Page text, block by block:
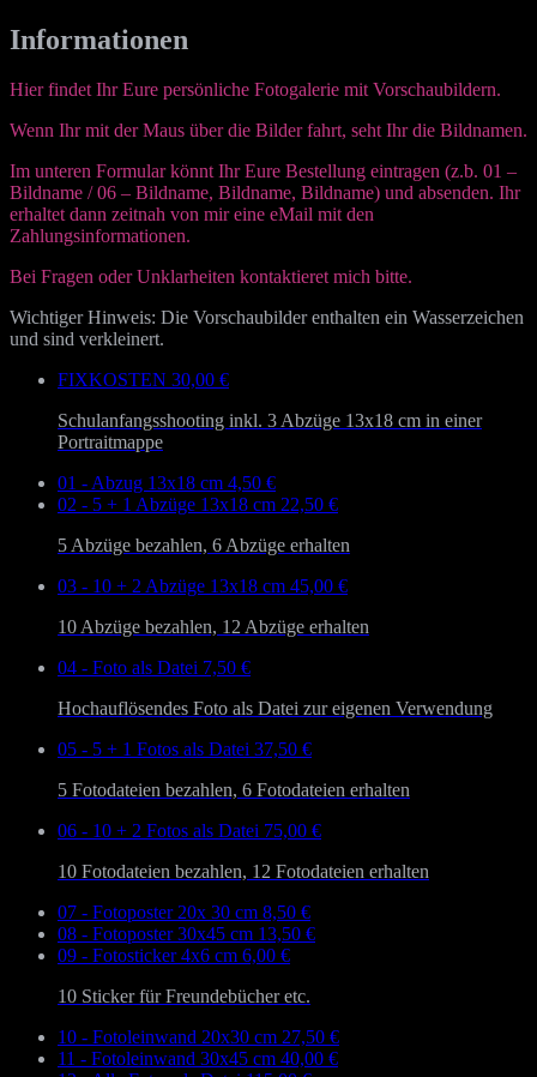
Informationen
Hier findet Ihr Eure persönliche Fotogalerie mit Vorschaubildern.
Wenn Ihr mit der Maus über die Bilder fahrt, seht Ihr die Bildnamen.
Im unteren Formular könnt Ihr Eure Bestellung eintragen (z.b. 01 –
Bildname / 06 – Bildname, Bildname, Bildname) und absenden. Ihr
erhaltet dann zeitnah von mir eine eMail mit den
Zahlungsinformationen.
Bei Fragen oder Unklarheiten kontaktieret mich bitte.
Wichtiger Hinweis: Die Vorschaubilder enthalten ein Wasserzeichen
und sind verkleinert.
FIXKOSTEN 30,00 €
Schulanfangsshooting inkl. 3 Abzüge 13x18 cm in einer
Portraitmappe
01 - Abzug 13x18 cm 4,50 €
02 - 5 + 1 Abzüge 13x18 cm 22,50 €
5 Abzüge bezahlen, 6 Abzüge erhalten
03 - 10 + 2 Abzüge 13x18 cm 45,00 €
10 Abzüge bezahlen, 12 Abzüge erhalten
04 - Foto als Datei 7,50 €
Hochauflösendes Foto als Datei zur eigenen Verwendung
05 - 5 + 1 Fotos als Datei 37,50 €
5 Fotodateien bezahlen, 6 Fotodateien erhalten
06 - 10 + 2 Fotos als Datei 75,00 €
10 Fotodateien bezahlen, 12 Fotodateien erhalten
07 - Fotoposter 20x 30 cm 8,50 €
08 - Fotoposter 30x45 cm 13,50 €
09 - Fotosticker 4x6 cm 6,00 €
10 Sticker für Freundebücher etc.
10 - Fotoleinwand 20x30 cm 27,50 €
11 - Fotoleinwand 30x45 cm 40,00 €